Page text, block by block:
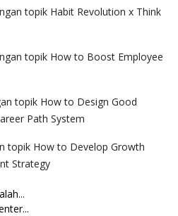
topik Habit Revolution x Think
topik How to Boost Employee
topik How to Design Good
Path System
topik How to Develop Growth
Strategy